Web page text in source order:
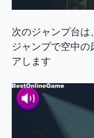
次のジャンプ台
ジャンプで空中の
アします